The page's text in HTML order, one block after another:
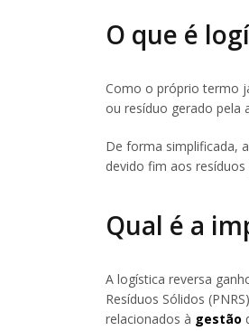
O que é
Como o próprio termo
ou resíduo gerado pela
De forma simplificada,
devido fim aos
Qual é a
A logística reversa
Resíduos Sólidos
relacionados à gestão